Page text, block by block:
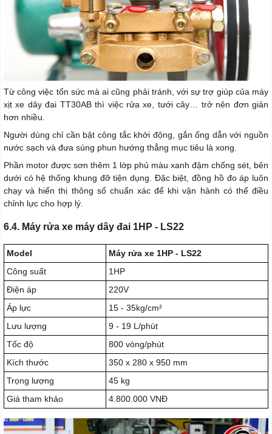
Từ công việc tốn sức mà ai cũng phải tránh, với sự trợ giúp của máy
xịt xe dây đai TT30AB thì việc rửa xe, tưới cây… trở nên đơn giản
hơn nhiều.
Người dùng chỉ cần bật công tắc khởi động, gắn ống dẫn với nguồn
nước sạch và đưa súng phun hướng thẳng mục tiêu là xong.
Phần motor được sơn thêm 1 lớp phủ màu xanh đậm chống sét, bên
dưới có hệ thống khung đỡ tiện dụng. Đặc biệt, đồng hồ đo áp luôn
chạy và hiển thị thông số chuẩn xác để khi vận hành có thể điều
chỉnh lực cho hợp lý.
6.4. Máy rửa xe máy dây đai 1HP - LS22
Model
Máy rửa xe 1HP - LS22
Công suất
1HP
Điện áp
220V
Áp lực
15 - 35kg/cm²
Lưu lượng
9 - 19 L/phút
Tốc độ
800 vòng/phút
Kích thước
350 x 280 x 950 mm
Trọng lượng
45 kg
Giá tham khảo
4.800.000 VNĐ